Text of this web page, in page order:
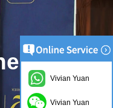
Vivian Yuan
Vivian Yuan